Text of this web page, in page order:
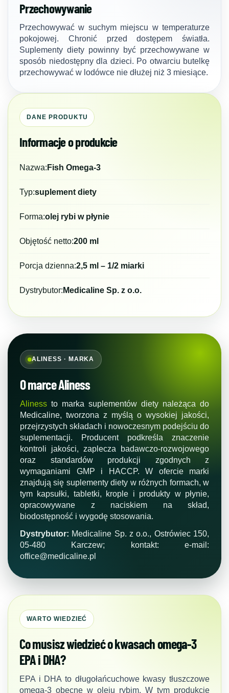
Przechowywanie
Przechowywać w suchym miejscu w temperaturze
pokojowej. Chronić przed dostępem światła.
Suplementy diety powinny być przechowywane w
sposób niedostępny dla dzieci. Po otwarciu butelkę
przechowywać w lodówce nie dłużej niż 3 miesiące.
DANE PRODUKTU
Informacje o produkcie
Nazwa: Fish Omega-3
Typ:suplement diety
Forma:olej rybi w płynie
Objętość netto:200 ml
Porcja dzienna:2,5 ml – 1/2 miarki
Dystrybutor: Medicaline Sp. z o.o.
ALINESS · MARKA
O marce Aliness
Aliness to marka suplementów diety należąca do
Medicaline, tworzona z myślą o wysokiej jakości,
przejrzystych składach i nowoczesnym podejściu do
suplementacji. Producent podkreśla znaczenie
kontroli jakości, zaplecza badawczo-rozwojowego
oraz standardów produkcji zgodnych z
wymaganiami GMP i HACCP. W ofercie marki
znajdują się suplementy diety w różnych formach, w
tym kapsułki, tabletki, krople i produkty w płynie,
opracowywane z naciskiem na skład,
biodostępność i wygodę stosowania.
Dystrybutor: Medicaline Sp. z o.o., Ostrówiec 150,
05-480 Karczew; kontakt: e-mail:
office@medicaline.pl
WARTO WIEDZIEĆ
Co musisz wiedzieć o kwasach omega-3
EPA i DHA?
EPA i DHA to długołańcuchowe kwasy tłuszczowe
omega-3 obecne w oleju rybim. W tym produkcie